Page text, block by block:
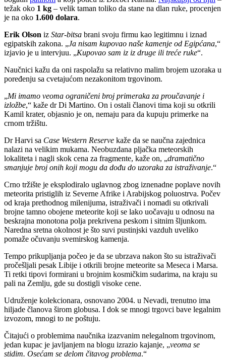
težak oko 1 kg – velik taman toliko da stane na dlan ruke, procenjen
je na oko 1.600 dolara.
Erik Olson iz Star-bitsa brani svoju firmu kao legitimnu i iznad
egipatskih zakona. „Ja nisam kupovao naše kamenje od Egipćana,“
izjavio je u intervjuu. „Kupovao sam iz iz druge ili treće ruke“.
Naučnici kažu da oni raspolažu sa relativno malim brojem uzoraka u
poređenju sa cvetajućom nezakonitom trgovinom.
„Mi imamo veoma ograničeni broj primeraka za proučavanje i
izložbe,“ kaže dr Di Martino. On i ostali članovi tima koji su otkrili
Kamil krater, objasnio je on, nemaju para da kupuju primerke na
crnom tržištu.
Dr Harvi sa Case Western Reserve kaže da se naučna zajednica
nalazi na velikim mukama. Neobuzdana pljačka meteorskih
lokaliteta i nagli skok cena za fragmente, kaže on, „dramatično
smanjuje broj onih koji mogu da dođu do uzoraka za istraživanje.“
Crno tržište je eksplodiralo uglavnog zbog iznenadne poplave novih
meteorita pristiglih iz Severne Afrike i Arabijskog poluostrva. Počev
od kraja prethodnog milenijuma, istraživači i nomadi su otkrivali
brojne tamno obojene meteorite koji se lako uočavaju u odnosu na
beskrajna monotona polja prekrivena peskom i sitnim šljunkom.
Naredna sretna okolnost je što suvi pustinjski vazduh uveliko
pomaže očuvanju svemirskog kamenja.
Tempo prikupljanja počeo je da se ubrzava nakon što su istraživači
pročešljali pesak Libije i otkrili brojne meteorite sa Meseca i Marsa.
Ti retki tipovi formirani u brojnim kosmičkim sudarima, na kraju su
pali na Zemlju, gde su dostigli visoke cene.
Udruženje kolekcionara, osnovano 2004. u Nevadi, trenutno ima
hiljade članova širom globusa. I dok se mnogi trgovci bave legalnim
izvozom, mnogi to ne poštuju.
Čitajući o problemima naučnika izazvanim nelegalnom trgovinom,
jedan kupac je javljanjem na blogu izrazio kajanje, „veoma se
stidim. Osećam se delom čitavog problema.“